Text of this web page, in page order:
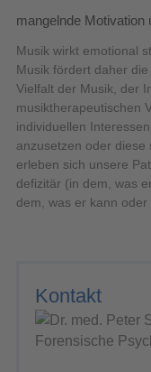
mangelnde Motivation
Musik wirkt emotional
Musik fördert daher
Vielfalt der Musik, der
musiktherapeutischen
individuellen
anzusetzen oder diese
erleben sich unsere
defizitär (in dem, was
dem, was er kann oder
Kontakt